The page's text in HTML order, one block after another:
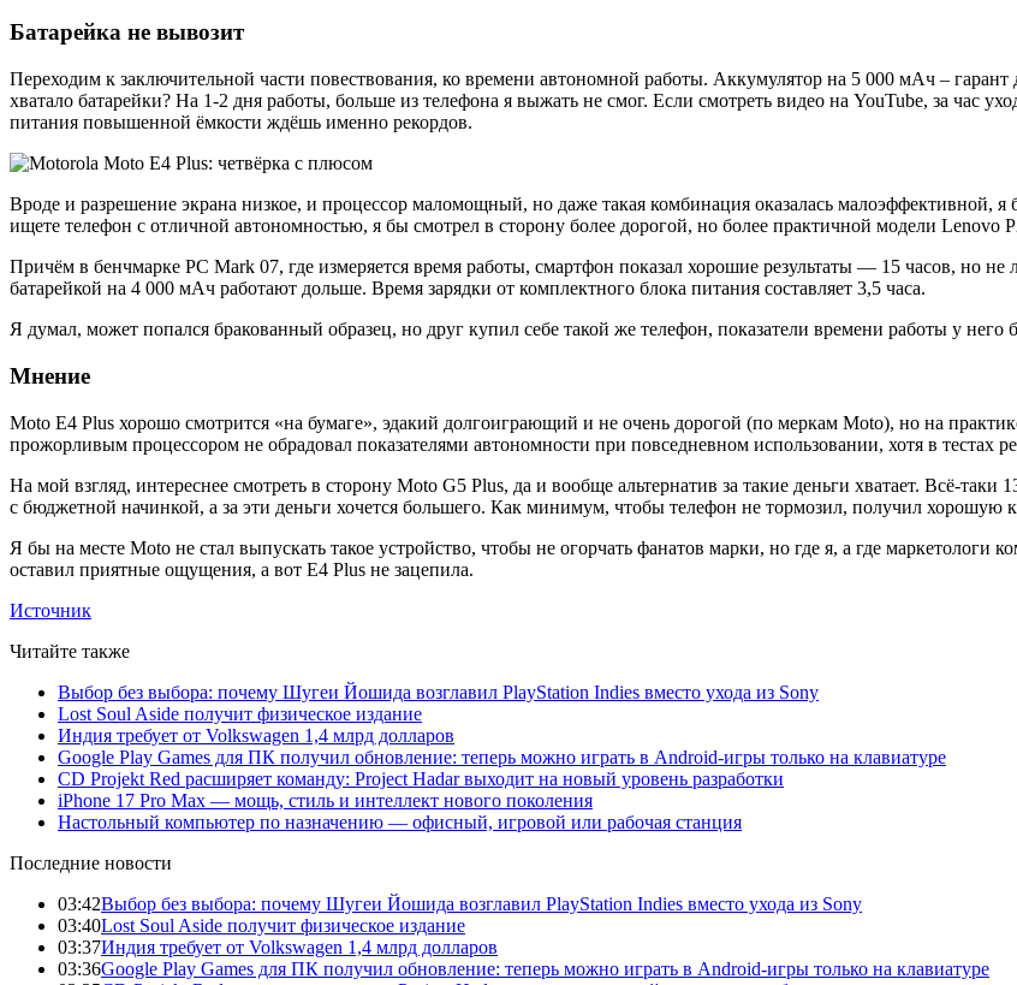
Батарейка не вывозит
Переходим к заключительной части повествования, ко времени автономной работы. Аккумулятор на 5 000 мАч –
хватало батарейки? На 1-2 дня работы, больше из телефона я выжать не смог. Если смотреть видео на YouTube, за час
питания повышенной ёмкости ждёшь именно рекордов.
Вроде и разрешение экрана низкое, и процессор маломощный, но даже такая комбинация оказалась малоэффективной,
ищете телефон с отличной автономностью, я бы смотрел в сторону более дорогой, но более практичной модели Lenovo
Причём в бенчмарке PC Mark 07, где измеряется время работы, смартфон показал хорошие результаты — 15 часов, но
батарейкой на 4 000 мАч работают дольше. Время зарядки от комплектного блока питания составляет 3,5 часа.
Я думал, может попался бракованный образец, но друг купил себе такой же телефон, показатели времени работы у
Мнение
Moto E4 Plus хорошо смотрится «на бумаге», эдакий долгоиграющий и не очень дорогой (по меркам Moto), но на
прожорливым процессором не обрадовал показателями автономности при повседневном использовании, хотя в тестах
На мой взгляд, интереснее смотреть в сторону Moto G5 Plus, да и вообще альтернатив за такие деньги хватает. Всё-
с бюджетной начинкой, а за эти деньги хочется большего. Как минимум, чтобы телефон не тормозил, получил хорошую
Я бы на месте Moto не стал выпускать такое устройство, чтобы не огорчать фанатов марки, но где я, а где
оставил приятные ощущения, а вот E4 Plus не зацепила.
Источник
Читайте также
Выбор без выбора: почему Шугеи Йошида возглавил PlayStation Indies вместо ухода из Sony
Lost Soul Aside получит физическое издание
Индия требует от Volkswagen 1,4 млрд долларов
Google Play Games для ПК получил обновление: теперь можно играть в Android-игры только на клавиатуре
CD Projekt Red расширяет команду: Project Hadar выходит на новый уровень разработки
iPhone 17 Pro Max — мощь, стиль и интеллект нового поколения
Настольный компьютер по назначению — офисный, игровой или рабочая станция
Последние новости
03:42Выбор без выбора: почему Шугеи Йошида возглавил PlayStation Indies вместо ухода из Sony
03:40Lost Soul Aside получит физическое издание
03:37Индия требует от Volkswagen 1,4 млрд долларов
03:36Google Play Games для ПК получил обновление: теперь можно играть в Android-игры только на клавиатуре